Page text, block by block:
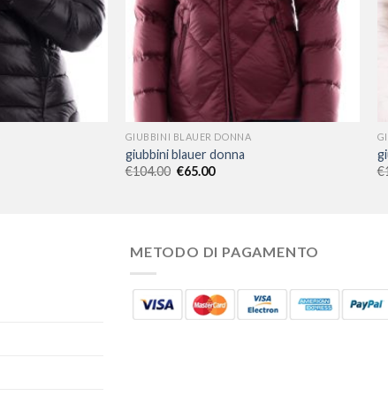
GIUBBINI BLAUER DONNA
giubbini blauer donna
€104.00 €65.00
€
METODO DI PAGAMENTO